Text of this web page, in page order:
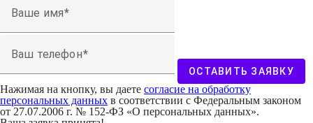
Ваше имя
Ваш телефон
ОСТАВИТЬ ЗАЯВКУ
Нажимая на кнопку, вы даете согласие на обработку
персональных данных в соответствии с Федеральным законом
от 27.07.2006 г. № 152-ФЗ «О персональных данных».